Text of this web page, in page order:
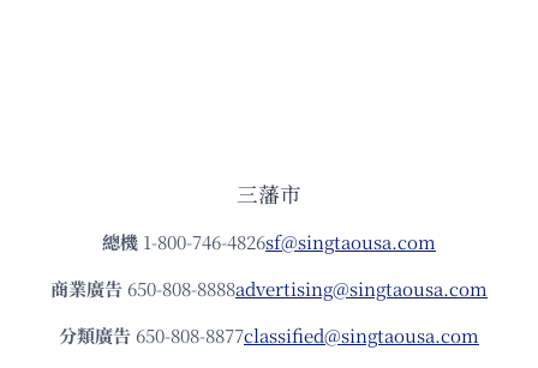
三藩市
總機 1-800-746-4826sf@singtaousa.com
商業廣告 650-808-8888advertising@singtaousa.com
分類廣告 650-808-8877classified@singtaousa.com